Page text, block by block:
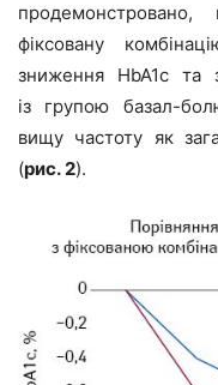
фіксовану
зниження HbA1c та
із групою базал-
вищу частоту як
(рис. 2).